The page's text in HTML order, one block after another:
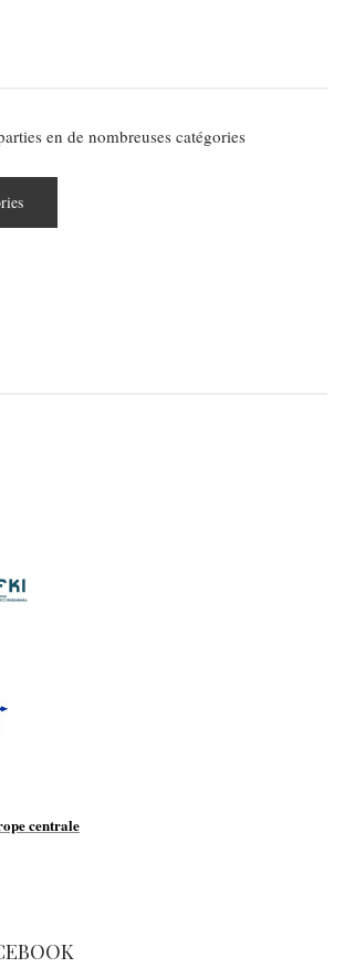
en de nombreuses catégories
centrale